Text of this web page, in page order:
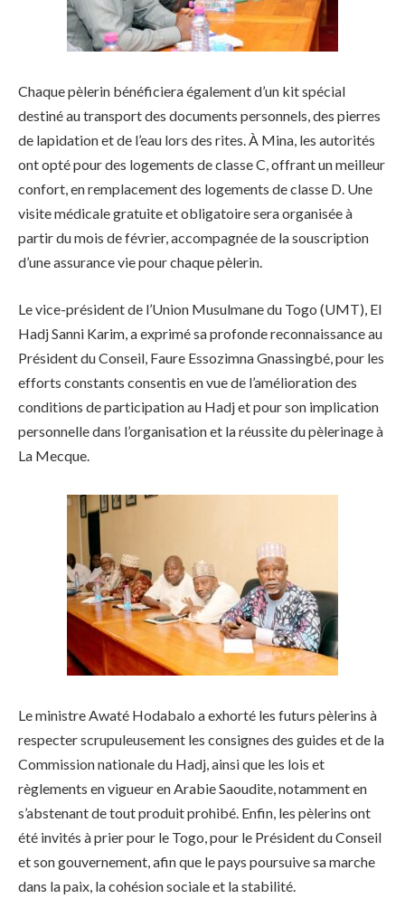
Chaque pèlerin bénéficiera également d’un kit spécial
destiné au transport des documents personnels, des pierres
de lapidation et de l’eau lors des rites. À Mina, les autorités
ont opté pour des logements de classe C, offrant un meilleur
confort, en remplacement des logements de classe D. Une
visite médicale gratuite et obligatoire sera organisée à
partir du mois de février, accompagnée de la souscription
d’une assurance vie pour chaque pèlerin.
Le vice-président de l’Union Musulmane du Togo (UMT), El
Hadj Sanni Karim, a exprimé sa profonde reconnaissance au
Président du Conseil, Faure Essozimna Gnassingbé, pour les
efforts constants consentis en vue de l’amélioration des
conditions de participation au Hadj et pour son implication
personnelle dans l’organisation et la réussite du pèlerinage à
La Mecque.
Le ministre Awaté Hodabalo a exhorté les futurs pèlerins à
respecter scrupuleusement les consignes des guides et de la
Commission nationale du Hadj, ainsi que les lois et
règlements en vigueur en Arabie Saoudite, notamment en
s’abstenant de tout produit prohibé. Enfin, les pèlerins ont
été invités à prier pour le Togo, pour le Président du Conseil
et son gouvernement, afin que le pays poursuive sa marche
dans la paix, la cohésion sociale et la stabilité.